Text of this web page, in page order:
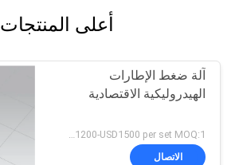
أعلى المنتجات
آلة ضغط الإطارات
الهيدروليكية الاقتصادية
USD1200-USD1500 per set MOQ:1 مجموعة
الاتصال